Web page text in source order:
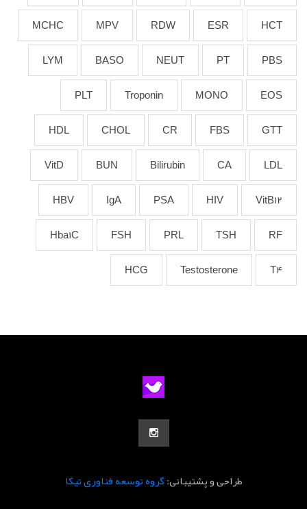
HCT
ESR
RDW
MPV
MCHC
PBS
PT
NEUT
BASO
LYM
EOS
MONO
Troponin
PLT
GTT
FBS
CR
CHOL
HDL
LDL
CA
Bilirubin
BUN
VitD
VitB12
HIV
PSA
IgA
HBV
RF
TSH
PRL
FSH
Hba1C
T4
Testosterone
HCG
طراحی و پشتیبانی:گروه توسعه فناوری تیکا